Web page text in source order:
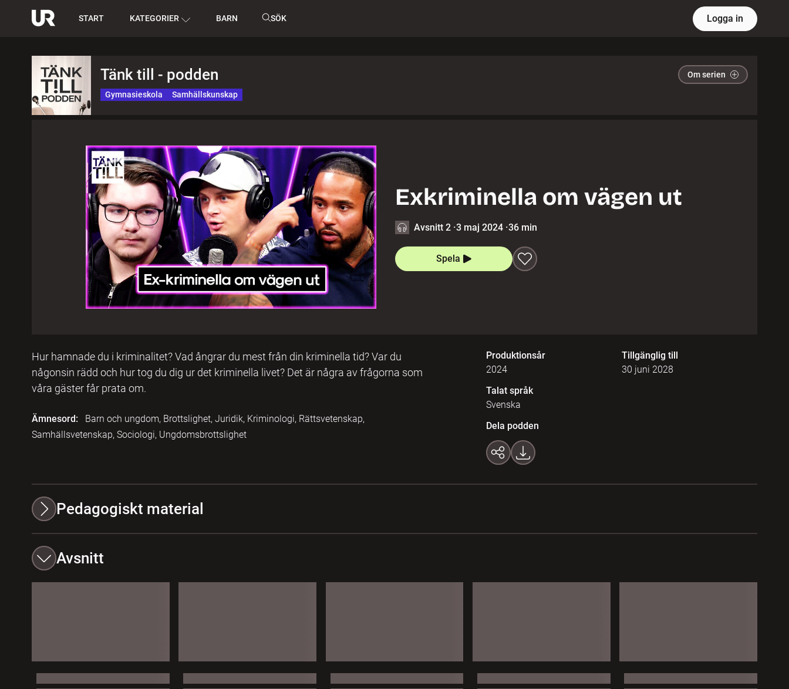
START KATEGORIER BARN SÖK Logga in
Tänk till - podden Om serien
Gymnasieskola Samhällskunskap
Exkriminella om vägen ut
Avsnitt 2 ·3 maj 2024 ·36 min
Spela
Hur hamnade du i kriminalitet? Vad ångrar du mest från din kriminella tid? Var du
någonsin rädd och hur tog du dig ur det kriminella livet? Det är några av frågorna som
våra gäster får prata om.
Ämnesord:
Barn och ungdom, Brottslighet, Juridik, Kriminologi, Rättsvetenskap,
Samhällsvetenskap, Sociologi, Ungdomsbrottslighet
Produktionsår
2024
Tillgänglig till
30 juni 2028
Talat språk
Svenska
Dela podden
Pedagogiskt material
Avsnitt